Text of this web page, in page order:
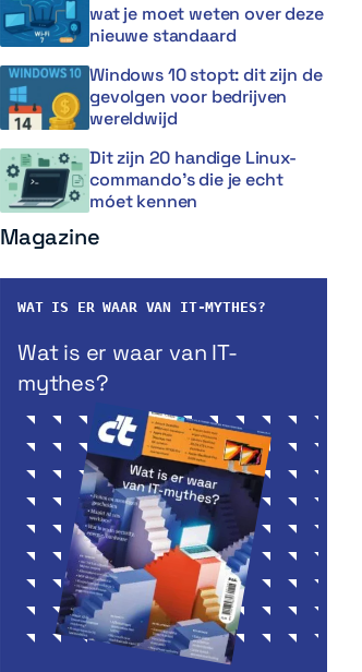
wat je moet weten over deze
nieuwe standaard
Windows 10 stopt: dit zijn de
gevolgen voor bedrijven
wereldwijd
Dit zijn 20 handige Linux-
commando’s die je echt
móet kennen
Magazine
WAT IS ER WAAR VAN IT-MYTHES?
Wat is er waar van IT-
mythes?